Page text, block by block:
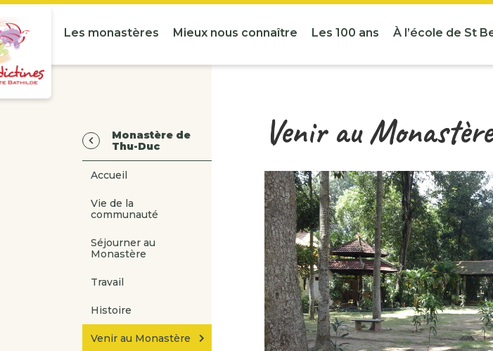
Les monastères Mieux nous connaître Les 100 ans À l’école de St
Monastère de
Thu-Duc
Accueil
Vie de la
communauté
Séjourner au
Monastère
Travail
Histoire
Venir au Monastère
Venir au Monastère